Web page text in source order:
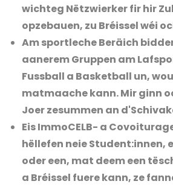
wichteg Nëtzwierker fir hir
opzebauen, zu Bréissel wéi
Am sportleche Beräich
aanerem Gruppen am
Fussball a Basketball un,
matmaache kann. Mir ginn
Joer zesummen an
Eis ImmoCELB- a
hëllefen neie Student:innen,
oder een, mat deem een
a Bréissel fuere kann, ze